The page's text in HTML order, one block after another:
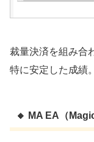
裁量決済を組み合
特に安定した成績
🔸 MA EA（